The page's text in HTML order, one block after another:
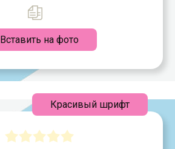
Вставить на фото
Красивый шрифт